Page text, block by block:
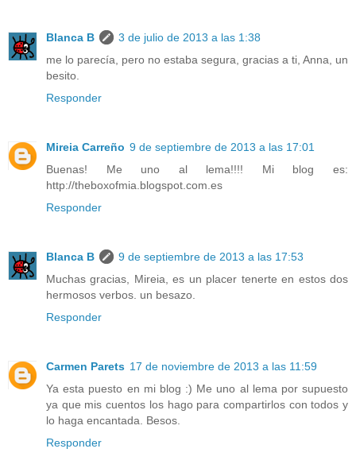
Blanca B
3 de julio de 2013 a las 1:38
me lo parecía, pero no estaba segura, gracias a ti, Anna, un
besito.
Responder
Mireia Carreño 9 de septiembre de 2013 a las 17:01
Buenas! Me uno al lema!!!! Mi blog es:
http://theboxofmia.blogspot.com.es
Responder
Blanca B
9 de septiembre de 2013 a las 17:53
Muchas gracias, Mireia, es un placer tenerte en estos dos
hermosos verbos. un besazo.
Responder
Carmen Parets 17 de noviembre de 2013 a las 11:59
Ya esta puesto en mi blog :) Me uno al lema por supuesto
ya que mis cuentos los hago para compartirlos con todos y
lo haga encantada. Besos.
Responder